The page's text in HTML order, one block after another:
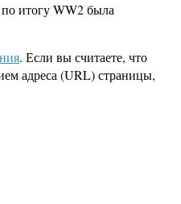
итогу WW2 была
. Если вы считаете, что
адреса (URL) страницы,